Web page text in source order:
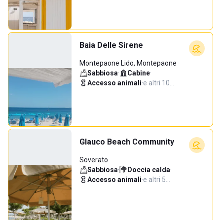
Baia Delle Sirene
Montepaone Lido, Montepaone
Sabbiosa· Cabine·
Accesso animali·e altri 10…
Glauco Beach Community
Soverato
Sabbiosa· Doccia calda·
Accesso animali·e altri 5…